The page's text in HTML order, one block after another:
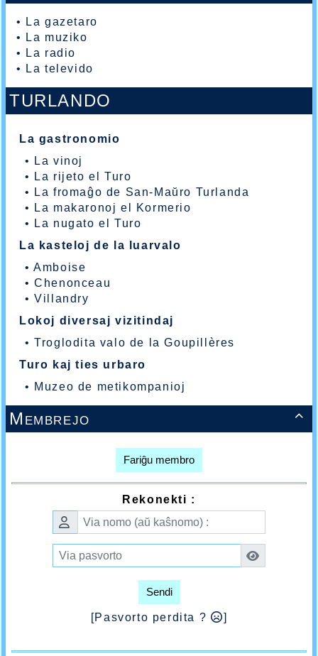
•
La gazetaro
•
La muziko
•
La radio
•
La televido
TURLANDO
La gastronomio
•
La vinoj
•
La rijeto el Turo
•
La fromaĝo de San-Maŭro Turlanda
•
La makaronoj el Kormerio
•
La nugato el Turo
La kasteloj de la luarvalo
•Amboise
•Chenonceau
•Villandry
Lokoj diversaj vizitindaj
•Troglodita valo de la Goupillères
Turo kaj ties urbaro
• Muzeo de metikompanioj

Membrejo
Fariĝu membro
Rekonekti :
Sendi
[Pasvorto perdita ? ]